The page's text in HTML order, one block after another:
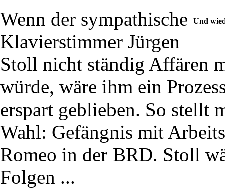
Und
Wenn der sympathische
Klavierstimmer Jürgen
Stoll nicht ständig Affären
würde, wäre ihm ein
erspart geblieben. So stellt
Wahl: Gefängnis mit
Romeo in der BRD. Stoll
Folgen ...